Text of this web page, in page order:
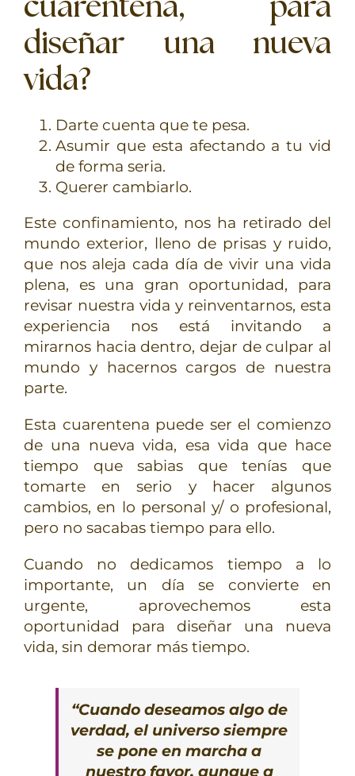
cuarentena, para
diseñar una nueva
vida?
Darte cuenta que te pesa.
Asumir que esta afectando a tu vid
de forma seria.
Querer cambiarlo.
Este confinamiento, nos ha retirado del
mundo exterior, lleno de prisas y ruido,
que nos aleja cada día de vivir una vida
plena, es una gran oportunidad, para
revisar nuestra vida y reinventarnos, esta
experiencia nos está invitando a
mirarnos hacia dentro, dejar de culpar al
mundo y hacernos cargos de nuestra
parte.
Esta cuarentena puede ser el comienzo
de una nueva vida, esa vida que hace
tiempo que sabias que tenías que
tomarte en serio y hacer algunos
cambios, en lo personal y/ o profesional,
pero no sacabas tiempo para ello.
Cuando no dedicamos tiempo a lo
importante, un día se convierte en
urgente, aprovechemos esta
oportunidad para diseñar una nueva
vida, sin demorar más tiempo.
“Cuando deseamos algo de
verdad, el universo siempre
se pone en marcha a
nuestro favor, aunque a